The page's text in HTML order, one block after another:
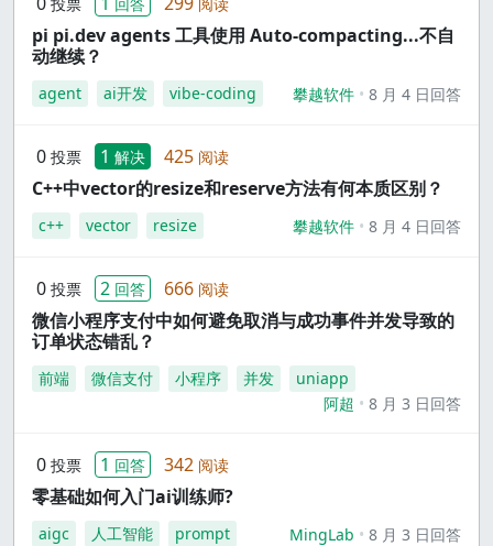
pi pi.dev agents 工具使用 Auto-compacting...不自
动继续？
agent ai开发 vibe-coding 攀越软件 8 月 4 日回答
0 投票 1 解决 425 阅读
C++中vector的resize和reserve方法有何本质区别？
c++ vector resize 攀越软件 8 月 4 日回答
0 投票 2 回答 666 阅读
微信小程序支付中如何避免取消与成功事件并发导致的
订单状态错乱？
前端 微信支付 小程序 并发
uniapp
阿超
8 月 3 日回答
0 投票 1 回答 342 阅读
零基础如何入门ai训练师?
aigc 人工智能 prompt MingLab 8 月 3 日回答